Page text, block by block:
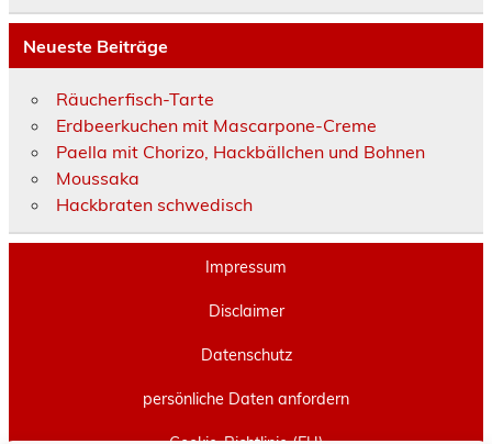
Neueste Beiträge
Räucherfisch-Tarte
Erdbeerkuchen mit Mascarpone-Creme
Paella mit Chorizo, Hackbällchen und Bohnen
Moussaka
Hackbraten schwedisch
Impressum
Disclaimer
Datenschutz
persönliche Daten anfordern